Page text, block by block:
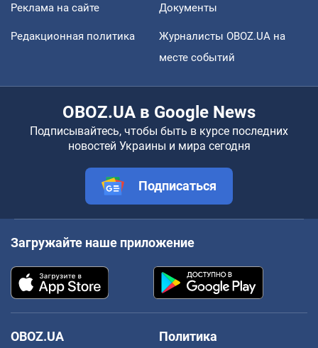
Реклама на сайте Документы
Редакционная политика
Журналисты OBOZ.UA на
месте событий
OBOZ.UA в Google News
Подписывайтесь, чтобы быть в курсе последних
новостей Украины и мира сегодня
Подписаться
Загружайте наше приложение
OBOZ.UA
Политика